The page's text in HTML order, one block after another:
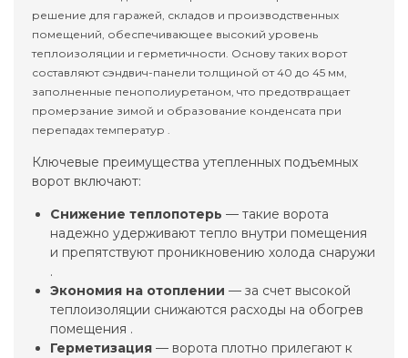
решение для гаражей, складов и производственных
помещений, обеспечивающее высокий уровень
теплоизоляции и герметичности. Основу таких ворот
составляют сэндвич-панели толщиной от 40 до 45 мм,
заполненные пенополиуретаном, что предотвращает
промерзание зимой и образование конденсата при
перепадах температур .
Ключевые преимущества утепленных подъемных
ворот включают:
Снижение теплопотерь — такие ворота
надежно удерживают тепло внутри помещения
и препятствуют проникновению холода снаружи
.
Экономия на отоплении — за счет высокой
теплоизоляции снижаются расходы на обогрев
помещения .
Герметизация — ворота плотно прилегают к